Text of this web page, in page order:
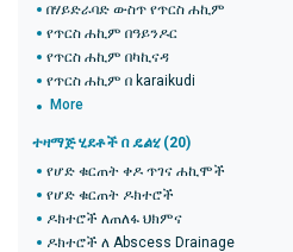
በሃይድራባድ ውስጥ የጥርስ ሐኪም
የጥርስ ሐኪም በዓይንዶር
የጥርስ ሐኪም በካኪናዳ
የጥርስ ሐኪም በ karaikudi
More
ተዛማጅ ሂደቶች በዴልሂ(20)
የሆድ ቁርጠት ቀዶ ጥገና ሐኪሞች
የሆድ ቁርጠት ዶክተሮች
ዶክተሮች ለጠለፋ ህክምና
ዶክተሮች ለ Abscess Drainage